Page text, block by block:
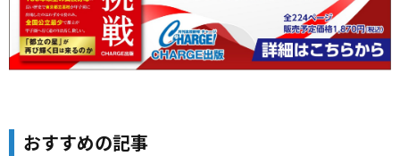
おすすめの記事